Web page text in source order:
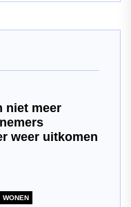
niet meer
weer uitkomen
WONEN